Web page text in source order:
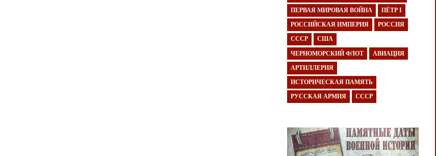
ПЕРВАЯ МИРОВАЯ ВОЙНА ПЁТР I
РОССИЙСКАЯ ИМПЕРИЯ РОССИЯ
СССР США
ЧЕРНОМОРСКИЙ ФЛОТ АВИАЦИЯ
АРТИЛЛЕРИЯ
ИСТОРИЧЕСКАЯ ПАМЯТЬ
РУССКАЯ АРМИЯ СССР